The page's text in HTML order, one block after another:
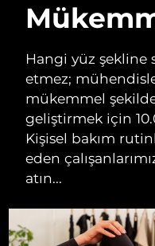
Hangi yüz
etmez;
mükemmel
geliştirmek için
Kişisel bakım
eden
atın...